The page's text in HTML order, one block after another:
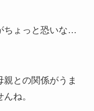
ちょっと恐いな…
との関係がうま
ね。